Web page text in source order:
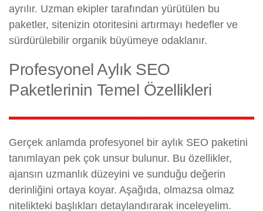
ayrılır. Uzman ekipler tarafından yürütülen bu
paketler, sitenizin otoritesini artırmayı hedefler ve
sürdürülebilir organik büyümeye odaklanır.
Profesyonel Aylık SEO
Paketlerinin Temel Özellikleri
Gerçek anlamda profesyonel bir aylık SEO paketini
tanımlayan pek çok unsur bulunur. Bu özellikler,
ajansın uzmanlık düzeyini ve sunduğu değerin
derinliğini ortaya koyar. Aşağıda, olmazsa olmaz
nitelikteki başlıkları detaylandırarak inceleyelim.